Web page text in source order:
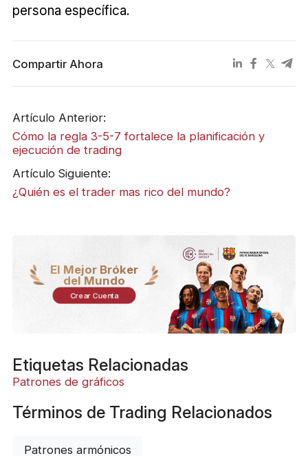
persona específica.
Compartir Ahora
Artículo Anterior:
Cómo la regla 3-5-7 fortalece la planificación y
ejecución de trading
Artículo Siguiente:
¿Quién es el trader mas rico del mundo?
El Mejor Bróker
del Mundo
Crear Cuenta
Etiquetas Relacionadas
Patrones de gráficos
Términos de Trading Relacionados
Patrones armónicos